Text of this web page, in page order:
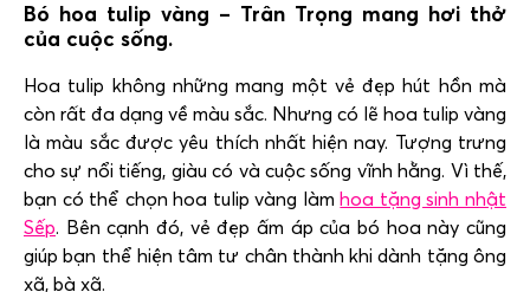
Bó hoa tulip vàng – Trân Trọng mang hơi thở
của cuộc sống.
Hoa tulip không những mang một vẻ đẹp hút hồn mà
còn rất đa dạng về màu sắc. Nhưng có lẽ hoa tulip vàng
là màu sắc được yêu thích nhất hiện nay. Tượng trưng
cho sự nổi tiếng, giàu có và cuộc sống vĩnh hằng. Vì thế,
bạn có thể chọn hoa tulip vàng làmhoa tặng sinh nhật
Sếp. Bên cạnh đó, vẻ đẹp ấm áp của bó hoa này cũng
giúp bạn thể hiện tâm tư chân thành khi dành tặng ông
xã, bà xã.